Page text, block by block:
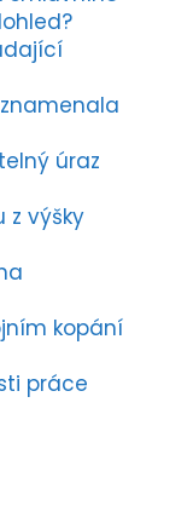
úraz
z výšky
kopání
práce